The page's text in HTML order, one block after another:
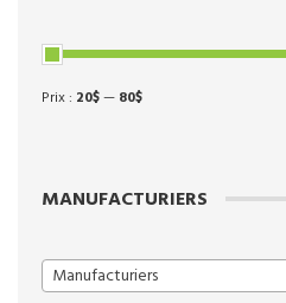
Prix : 20$— 80$
MANUFACTURIERS
Manufacturiers